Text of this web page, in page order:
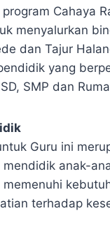
Cahaya
menyalurkan
dan Tajur
yang
SMP dan
Guru ini
anak-
terhadap